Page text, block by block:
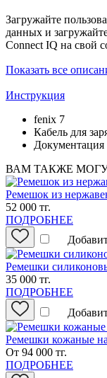
Загружайте
данных и
Connect IQ на свой
Показать все
Инструкция
fenix 7
Кабель для
Документация
ВАМ ТАКЖЕ
Ремешок из
52 000 тг.
ПОДРОБНЕЕ
Ремешки
35 000 тг.
ПОДРОБНЕЕ
Ремешки кожаные
От 94 000 тг.
ПОДРОБНЕЕ